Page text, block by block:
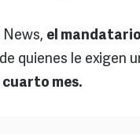
News, el
quienes le exigen
cuarto mes.